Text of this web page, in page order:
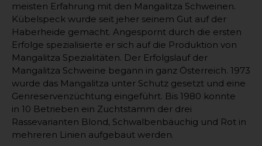
meisten Erfahrung mit den Mangalitza Schweinen.
Kübelspeck wurde seit jeher seinem Gut auf der
Haberheide gemacht. Angespornt durch die ersten
Erfolge spezialisierte er sich auf die Produktion von
Mangalitza Spezialitäten. Der Erfolgslauf der
Mangalitza Schweine begann in ganz Österreich. 1973
wurde das Mangalitza unter Schutz gesetzt und eine
Genreservenzüchtung eingeführt. Bis 1980 konnte
in 10 Betrieben ein Zuchtstamm der drei
Rassevarianten Blond, Schwalbenbäuchig und Rot in
mehreren Linien aufgebaut werden.